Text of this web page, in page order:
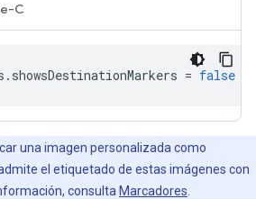
C
. showsDestinationMarkers = false
una imagen personalizada como
el etiquetado de estas imágenes con
consulta Marcadores